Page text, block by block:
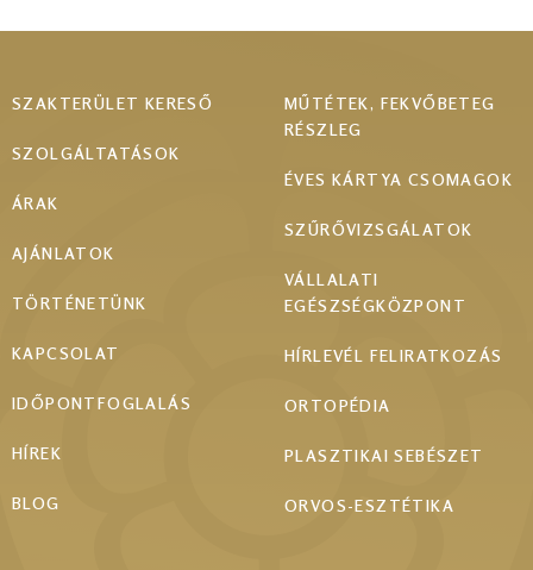
Footer
SZAKTERÜLET KERESŐ
SZOLGÁLTATÁSOK
ÁRAK
AJÁNLATOK
TÖRTÉNETÜNK
KAPCSOLAT
IDŐPONTFOGLALÁS
HÍREK
BLOG
MŰTÉTEK, FEKVŐBETEG
RÉSZLEG
ÉVES KÁRTYA CSOMAGOK
SZŰRŐVIZSGÁLATOK
VÁLLALATI
EGÉSZSÉGKÖZPONT
HÍRLEVÉL FELIRATKOZÁS
ORTOPÉDIA
PLASZTIKAI SEBÉSZET
ORVOS-ESZTÉTIKA